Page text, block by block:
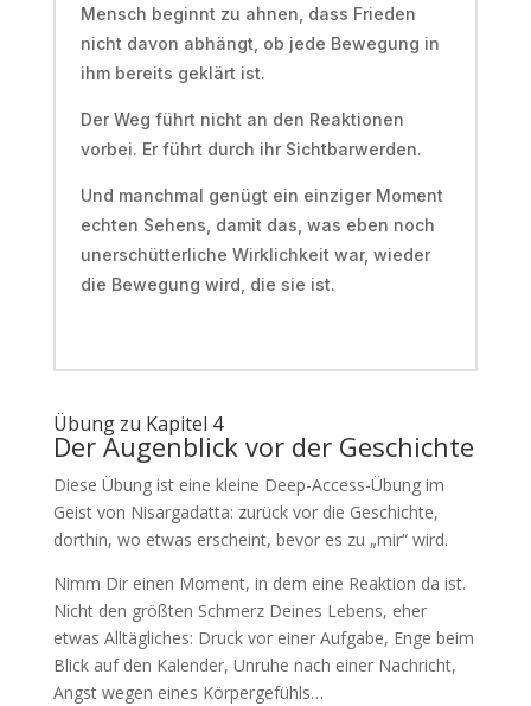
Mensch beginnt zu ahnen, dass Frieden
nicht davon abhängt, ob jede Bewegung in
ihm bereits geklärt ist.
Der Weg führt nicht an den Reaktionen
vorbei. Er führt durch ihr Sichtbarwerden.
Und manchmal genügt ein einziger Moment
echten Sehens, damit das, was eben noch
unerschütterliche Wirklichkeit war, wieder
die Bewegung wird, die sie ist.
Übung zu Kapitel 4
Der Augenblick vor der Geschichte
Diese Übung ist eine kleine Deep-Access-Übung im
Geist von Nisargadatta: zurück vor die Geschichte,
dorthin, wo etwas erscheint, bevor es zu „mir“ wird.
Nimm Dir einen Moment, in dem eine Reaktion da ist.
Nicht den größten Schmerz Deines Lebens, eher
etwas Alltägliches: Druck vor einer Aufgabe, Enge beim
Blick auf den Kalender, Unruhe nach einer Nachricht,
Angst wegen eines Körpergefühls…